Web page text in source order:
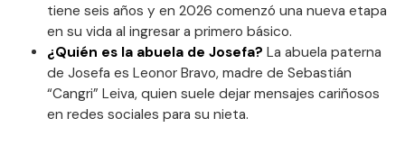
tiene seis años y en 2026 comenzó una nueva etapa
en su vida al ingresar a primero básico.
¿Quién es la abuela de Josefa? La abuela paterna
de Josefa es Leonor Bravo, madre de Sebastián
“Cangri” Leiva, quien suele dejar mensajes cariñosos
en redes sociales para su nieta.